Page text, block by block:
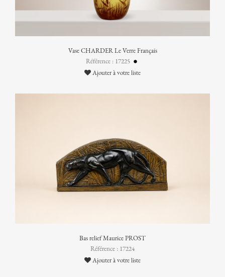
Vase CHARDER Le Verre Français
Référence : 17225
Ajouter à votre liste
Bas relief Maurice PROST
Référence : 17224
Ajouter à votre liste